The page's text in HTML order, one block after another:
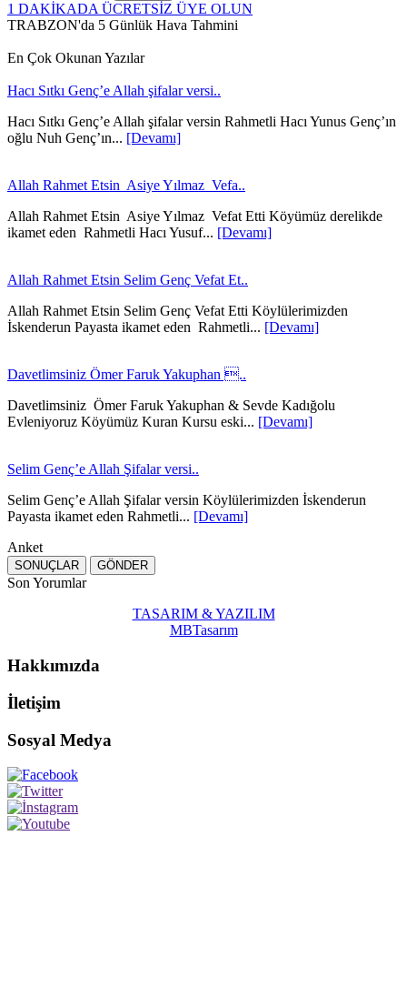
1 DAKİKADA ÜCRETSİZ ÜYE OLUN
TRABZON'da 5 Günlük Hava Tahmini
En Çok Okunan Yazılar
Hacı Sıtkı Genç’e Allah şifalar versi..
Hacı Sıtkı Genç’e Allah şifalar versin Rahmetli Hacı Yunus Genç’ın
oğlu Nuh Genç’ın... [Devamı]
Allah Rahmet Etsin Asiye Yılmaz Vefa..
Allah Rahmet Etsin Asiye Yılmaz Vefat Etti Köyümüz derelikde
ikamet eden Rahmetli Hacı Yusuf... [Devamı]
Allah Rahmet Etsin Selim Genç Vefat Et..
Allah Rahmet Etsin Selim Genç Vefat Etti Köylülerimizden
İskenderun Payasta ikamet eden Rahmetli... [Devamı]
Davetlimsiniz Ömer Faruk Yakuphan ..
Davetlimsiniz Ömer Faruk Yakuphan & Sevde Kadığolu
Evleniyoruz Köyümüz Kuran Kursu eski... [Devamı]
Selim Genç’e Allah Şifalar versi..
Selim Genç’e Allah Şifalar versin Köylülerimizden İskenderun
Payasta ikamet eden Rahmetli... [Devamı]
Anket
Son Yorumlar
TASARIM & YAZILIM
MBTasarım
Hakkımızda
İletişim
Sosyal Medya